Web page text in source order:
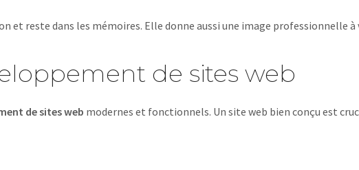
reste dans les mémoires. Elle donne aussi une image professionnelle
de sites web
de sites web modernes et fonctionnels. Un site web bien conçu est